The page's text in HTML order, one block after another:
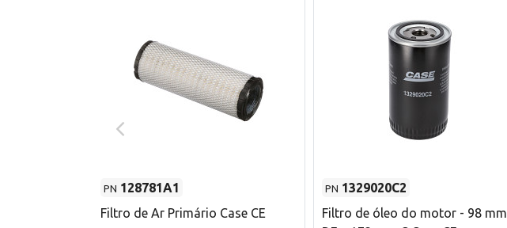
PN 128781A1
Filtro de Ar Primário Case CE
PN 1329020C2
Filtro de óleo do motor - 98 mm